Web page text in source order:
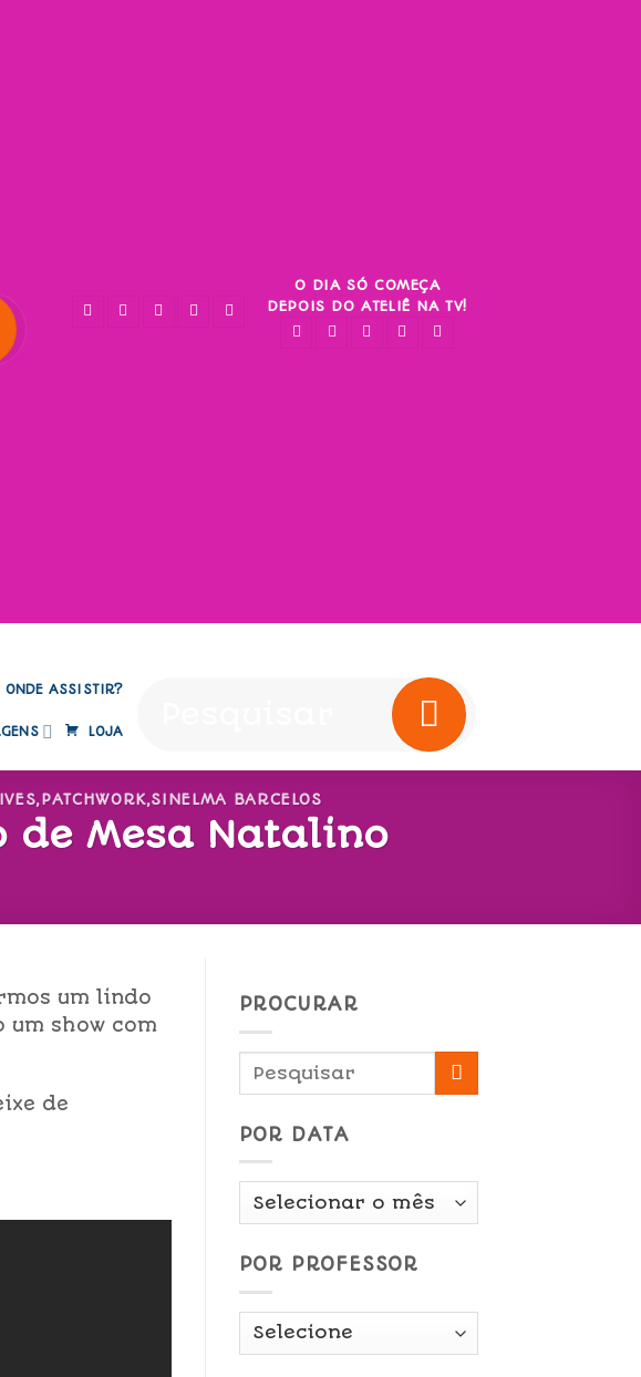
O DIA SÓ COMEÇA
DEPOIS DO ATELIÊ NA TV!
ONDE ASSISTIR?
LOJA
,PATCHWORK,SINELMA BARCELOS
de Mesa Natalino
um lindo
um show com
de
PROCURAR
POR DATA
Por
POR PROFESSOR